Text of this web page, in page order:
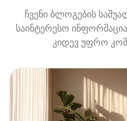
ჩვენი ბლოგების
საინტერესო
კიდევ უფრო